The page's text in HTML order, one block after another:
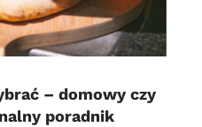
– domowy czy
poradnik